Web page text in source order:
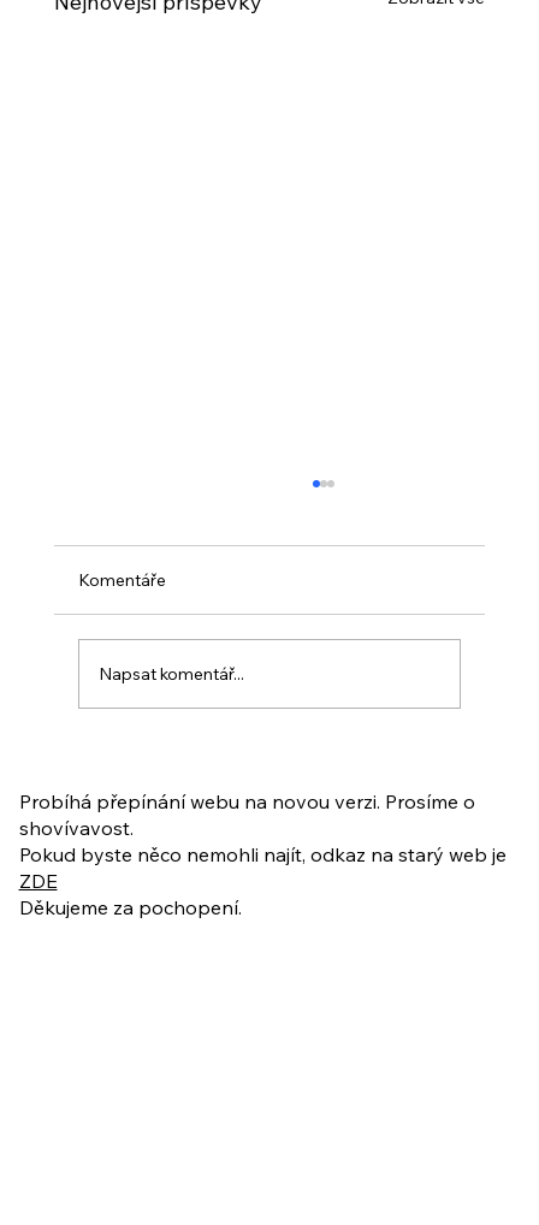
ukázkové lekce
Komentáře
Napsat komentář...
Probíhá přepínání webu na novou verzi. Prosíme o
shovívavost.
Pokud byste něco nemohli najít, odkaz na starý web je
ZDE
Děkujeme za pochopení.